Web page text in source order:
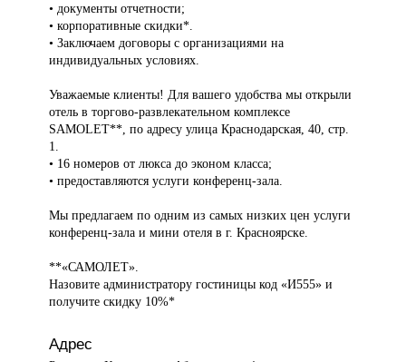
• документы отчетности;
• корпоративные скидки*.
• Заключаем договоры с организациями на
индивидуальных условиях.
Уважаемые клиенты! Для вашего удобства мы открыли
отель в торгово-развлекательном комплексе
SAMOLET**, по адресу улица Краснодарская, 40, стр.
1.
• 16 номеров от люкса до эконом класса;
• предоставляются услуги конференц-зала.
Мы предлагаем по одним из самых низких цен услуги
конференц-зала и мини отеля в г. Красноярске.
**«САМОЛЕТ».
Назовите администратору гостиницы код «И555» и
получите скидку 10%*
Адрес